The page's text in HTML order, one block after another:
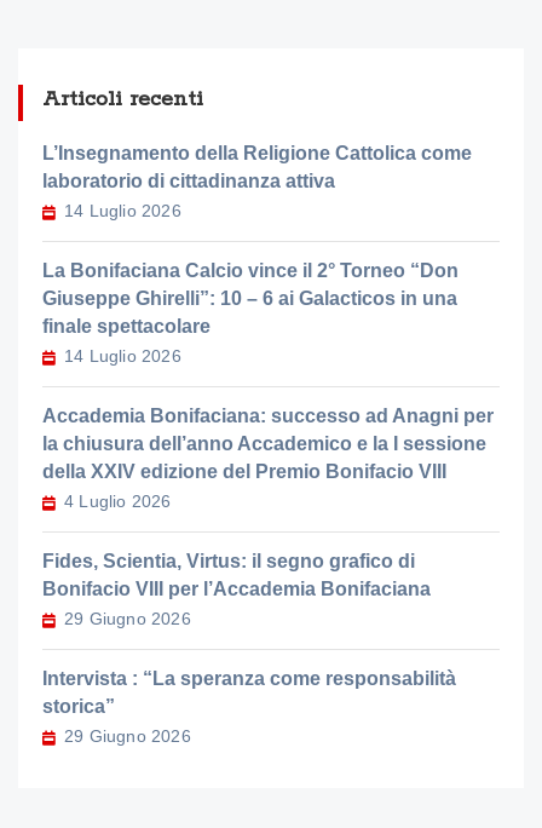
Articoli recenti
L’Insegnamento della Religione Cattolica come
laboratorio di cittadinanza attiva
14 Luglio 2026
La Bonifaciana Calcio vince il 2° Torneo “Don
Giuseppe Ghirelli”: 10 – 6 ai Galacticos in una
finale spettacolare
14 Luglio 2026
Accademia Bonifaciana: successo ad Anagni per
la chiusura dell’anno Accademico e la I sessione
della XXIV edizione del Premio Bonifacio VIII
4 Luglio 2026
Fides, Scientia, Virtus: il segno grafico di
Bonifacio VIII per l’Accademia Bonifaciana
29 Giugno 2026
Intervista : “La speranza come responsabilità
storica”
29 Giugno 2026